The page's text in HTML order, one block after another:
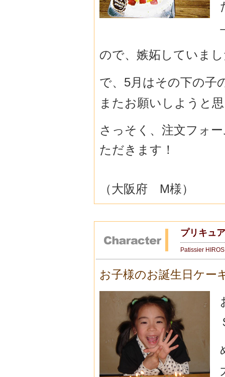
ので、嫉妬していま
で、5月はその下の子
またお願いしようと
さっそく、注文フォ
ただきます！
（大阪府 M様）
プリキュ
Patissier
お子様のお誕生日ケー